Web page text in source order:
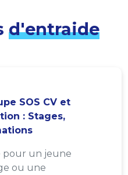
d'entraide
SOS CV et
: Stages,
pour un jeune
ou une